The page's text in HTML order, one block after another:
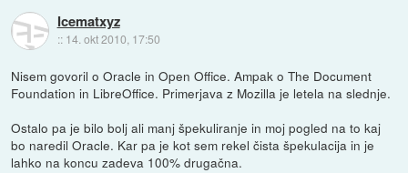
Icematxyz
:: 14. okt 2010, 17:50
Nisem govoril o Oracle in Open Office. Ampak o The Document
Foundation in LibreOffice. Primerjava z Mozilla je letela na slednje.
Ostalo pa je bilo bolj ali manj špekuliranje in moj pogled na to kaj
bo naredil Oracle. Kar pa je kot sem rekel čista špekulacija in je
lahko na koncu zadeva 100% drugačna.